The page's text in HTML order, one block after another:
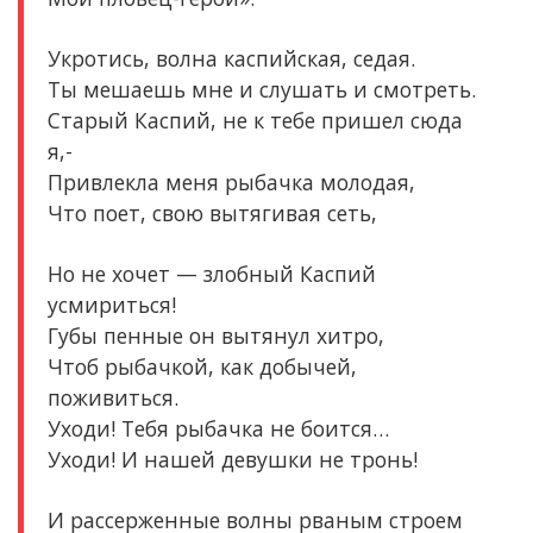
Укротись, волна каспийская, седая.
Ты мешаешь мне и слушать и смотреть.
Старый Каспий, не к тебе пришел сюда
я,-
Привлекла меня рыбачка молодая,
Что поет, свою вытягивая сеть,
Но не хочет — злобный Каспий
усмириться!
Губы пенные он вытянул хитро,
Чтоб рыбачкой, как добычей,
поживиться.
Уходи! Тебя рыбачка не боится…
Уходи! И нашей девушки не тронь!
И рассерженные волны рваным строем